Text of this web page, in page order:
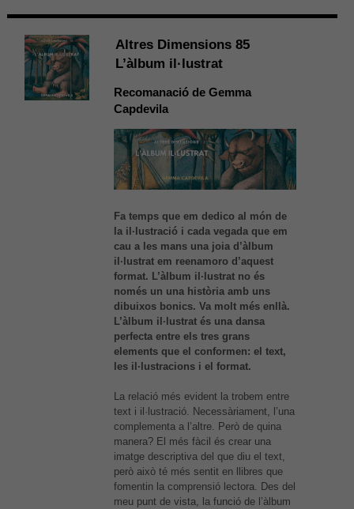
Altres Dimensions 85
L’àlbum il·lustrat
Recomanació de Gemma
Capdevila
Fa temps que em dedico al món de
la il·lustració i cada vegada que em
cau a les mans una joia d’àlbum
il·lustrat em reenamoro d’aquest
format. L’àlbum il·lustrat no és
només un una història amb uns
dibuixos bonics. Va molt més enllà.
L’àlbum il·lustrat és una dansa
perfecta entre els tres grans
elements que el conformen: el text,
les il·lustracions i el format.
La relació més evident la trobem entre
text i il·lustració. Necessàriament, l’una
complementa a l’altre. Però de quina
manera? El més fàcil és crear una
imatge descriptiva del que diu el text,
però això té més sentit en llibres que
fomentin la comprensió lectora. Des del
meu punt de vista, la funció de l’àlbum